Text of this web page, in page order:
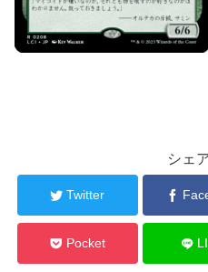
シェ
Twitter
Pocket